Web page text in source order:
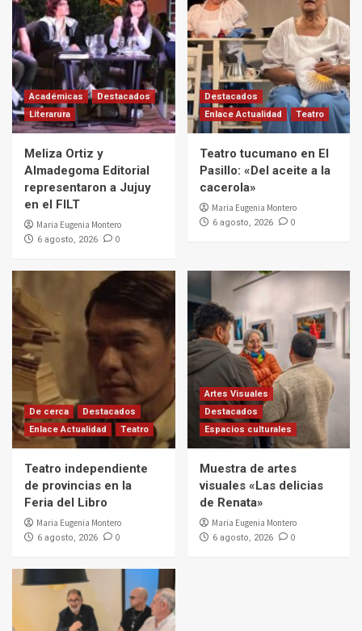
Académicas
Destacados
Literarura
Meliza Ortiz y
Almadegoma Editorial
representaron a Jujuy
en el FILT
Maria Eugenia Montero
6 agosto, 2026 0
Destacados
Enlace Actualidad
Teatro
Teatro tucumano en El
Pasillo: «Del aceite a la
cacerola»
Maria Eugenia Montero
6 agosto, 2026 0
De cerca
Destacados
Enlace Actualidad
Teatro
Teatro independiente
de provincias en la
Feria del Libro
Maria Eugenia Montero
6 agosto, 2026 0
Artes Visuales
Destacados
Espacios culturales
Muestra de artes
visuales «Las delicias
de Renata»
Maria Eugenia Montero
6 agosto, 2026 0